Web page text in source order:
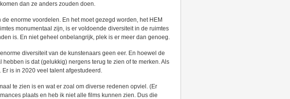
dan ze anders zouden doen.
enorme voordelen. En het moet gezegd worden, het HEM
monumentaal zijn, is er voldoende diversiteit in de ruimtes
is. En niet geheel onbelangrijk, plek is er meer dan genoeg.
diversiteit van de kunstenaars geen eer. En hoewel de
is dat (gelukkig) nergens terug te zien of te merken. Als
is in 2020 veel talent afgestudeerd.
te zien is en wat er zoal om diverse redenen opviel. (Er
plaats en heb ik niet alle films kunnen zien. Dus die